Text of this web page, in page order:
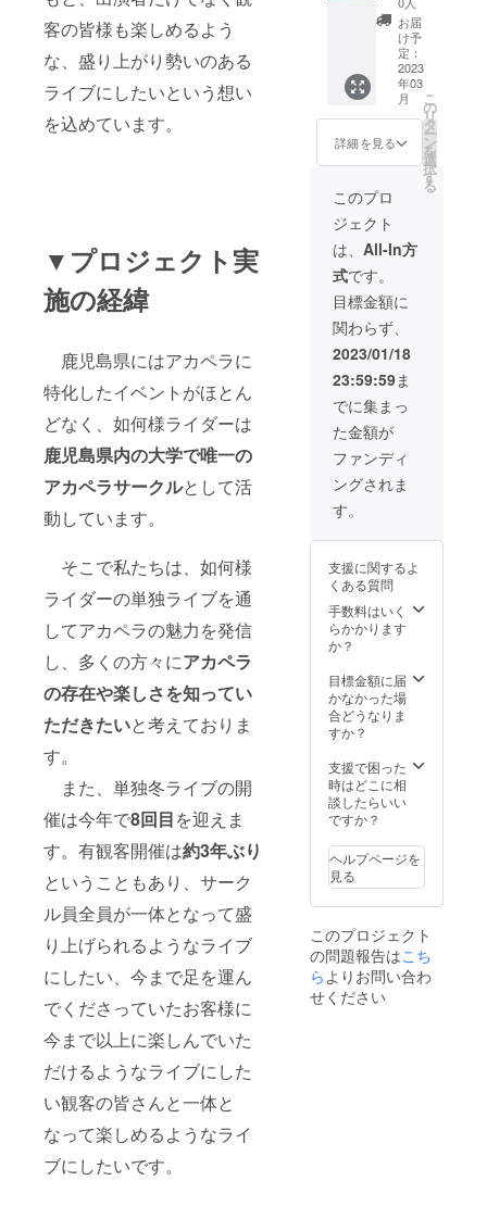
客の皆様も楽しめるよう
な、盛り上がり勢いのある
ライブにしたいという想い
を込めています。
▼プロジェクト実
施の経緯
鹿児島県にはアカペラに
特化したイベントがほとん
どなく、如何様ライダーは
鹿児島県内の大学で唯一の
アカペラサークルとして活
動しています。
そこで私たちは、如何様
ライダーの単独ライブを通
してアカペラの魅力を発信
し、多くの方々にアカペラ
の存在や楽しさを知ってい
ただきたいと考えておりま
す。
また、単独冬ライブの開
催は今年で8回目を迎えま
す。有観客開催は約3年ぶり
ということもあり、サーク
ル員全員が一体となって盛
り上げられるようなライブ
にしたい、今まで足を運ん
でくださっていたお客様に
今まで以上に楽しんでいた
だけるようなライブにした
い観客の皆さんと一体と
なって楽しめるようなライ
ブにしたいです。
末時点
で1749
人の
フォロ
ワー）
にて単
独冬ラ
イブ開
す。
当日会
場にご
来場い
ただけ
ない場
合の
み、生
配信で
ます。
3．当日
の写真
アルバ
ム（後
日お届
けとな
りま
す）
4．単独
ライブ
を収録
した
DVD（
後日お
届けと
なりま
す）
し、お
送り致
しま
す。
5．企業
やイベ
如何様
ライ
ダー公
（11月
末時点
で1749
人の
ワー）
にて単
独冬ラ
イブ開
行いま
す。
載 ※支
援時に
必ず備
考欄に
ご希望
のお名
前をご
記入く
ださ
い。
2．特別
招待チ
ケット
（最前
列） ※
会場ま
での交
通費・
宿泊費
は含ま
れませ
ん。
3．当日
の写真
アルバ
ム（後
日お届
けとな
4．単独
を収録
した
DVD（
後日お
届けと
す）
5．企業
やイベ
ントの
如何様
ライ
ダー公
式
（11月
末時点
で1749
人の
ワー）
にて単
独冬ラ
イブ開
催後に
お届
け予
定：
2023
年03
月
詳細を見る
こ
の
リ
タ
ー
ン
を
選
択
す
る
このプロ
ジェクト
は、 All-In方
式です。
目標金額に
関わらず、
2023/01/18
23:59:59ま
でに集まっ
た金額が
ファンディ
ングされま
す。
支援に関するよ
くある質問
手数料はいく
らかかります
か？
目標金額に届
かなかった場
合どうなりま
すか？
支援で困った
時はどこに相
談したらいい
ですか？
ヘルプページを
見る
このプロジェクト
の問題報告はこち
らよりお問い合わ
せください